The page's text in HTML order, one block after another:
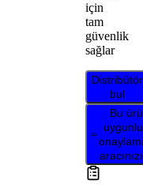
için
tam
güvenlik
sağlar
Distribütör
bul
Bu